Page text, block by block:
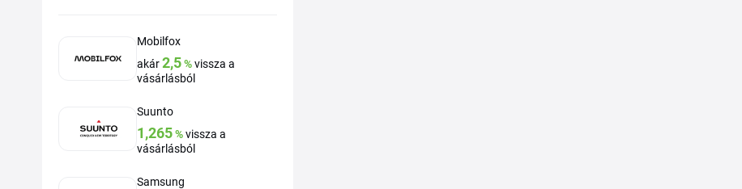
Mobilfox
akár2,5%vissza a
vásárlásból
Suunto
1,265%vissza a
vásárlásból
Samsung